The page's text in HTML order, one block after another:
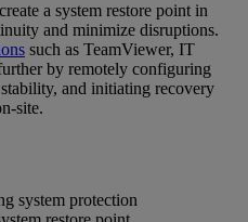
a system restore point in
and minimize disruptions.
such as TeamViewer, IT
by remotely configuring
and initiating recovery
site.
system protection